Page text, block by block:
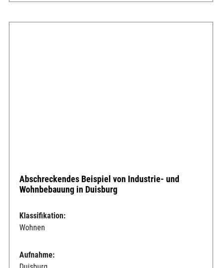
Abschreckendes Beispiel von Industrie- und
Wohnbebauung in Duisburg
Klassifikation:
Wohnen
Aufnahme: